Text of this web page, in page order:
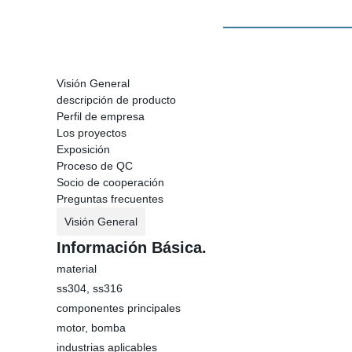
Visión General
descripción de producto
Perfil de empresa
Los proyectos
Exposición
Proceso de QC
Socio de cooperación
Preguntas frecuentes
Visión General
Información Básica.
material
ss304, ss316
componentes principales
motor, bomba
industrias aplicables